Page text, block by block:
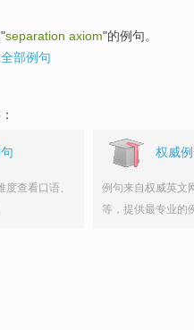
separation axiom"的例句。
全部例句
查看口语、
权威
例句来自权威英文
等，提供最专业的